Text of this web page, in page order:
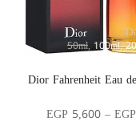
50ml 100ml
Dior Fahrenheit Eau
EGP 5,600 –